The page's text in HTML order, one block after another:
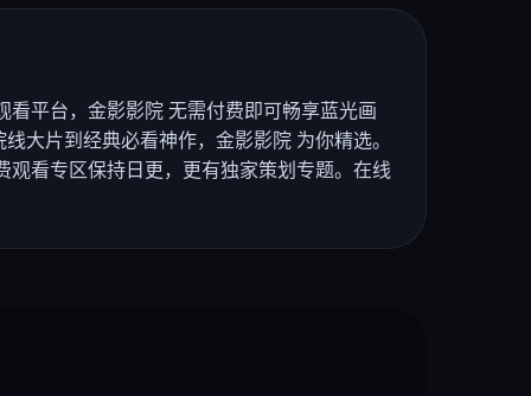
平台，金影影院 无需付费即可畅享蓝光画
大片到经典必看神作，金影影院 为你精选。
看专区保持日更，更有独家策划专题。在线